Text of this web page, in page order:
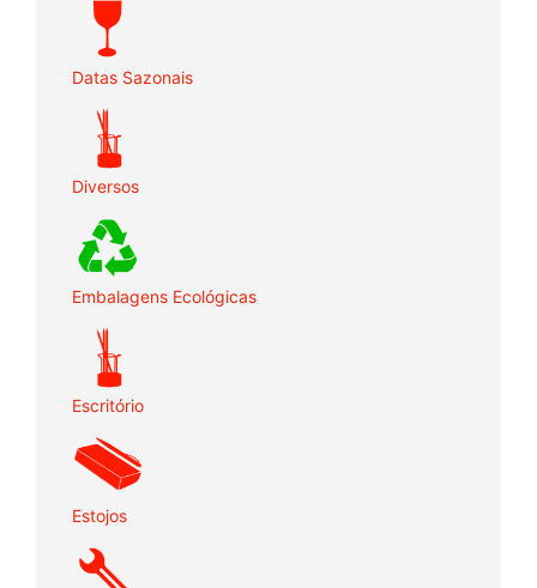
Datas Sazonais
Diversos
Embalagens Ecológicas
Escritório
Estojos